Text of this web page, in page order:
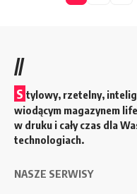
//
S tylowy, rzetelny,
wiodącym magazynem
w druku i cały czas dla
technologiach.
NASZE SERWISY